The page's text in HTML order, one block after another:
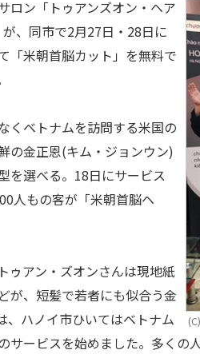
ロン「トゥアンズオン・ヘア
、同市で2月27日・28日に
「米朝首脳カット」を無料で
くベトナムを訪問する米国の
の金正恩(キム・ジョンウン)
を選べる。18日にサービス
人もの客が「米朝首脳ヘ
ゥアン・ズオンさんは現地紙
が、短髪で若者にも似合う金
、ハノイ市ひいてはベトナム
サービスを始めました。多くの